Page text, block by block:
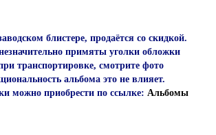
блистере, продаётся со скидкой.
примяты уголки обложки
транспортировке, смотрите фото
альбома это не влияет.
можно приобрести по ссылке: Альбомы